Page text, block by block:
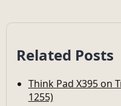
Related Posts
Think Pad X395 on
1255)